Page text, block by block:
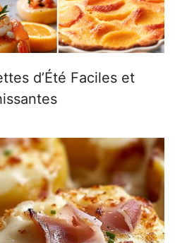
d’Été Faciles et